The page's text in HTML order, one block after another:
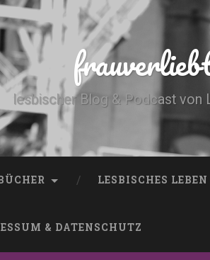
lesbischer Blog & Podcast von
LESBISCHES LEBEN
& DATENSCHUTZ